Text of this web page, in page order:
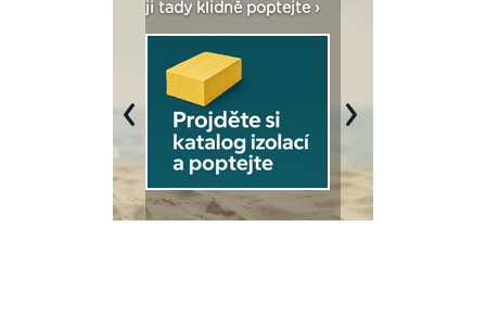
ji tady klidně poptejte ›
Previous Next